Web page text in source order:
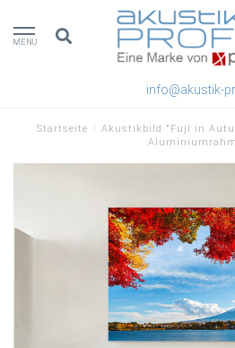
MENU
info@akustik-
Startseite
Akustikbild "Fuji in